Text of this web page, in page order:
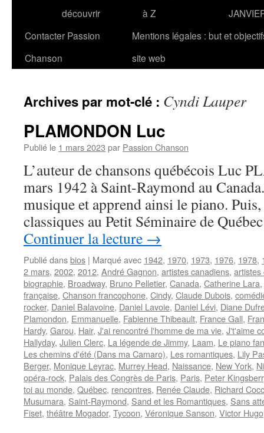
découvrir
à Z
Contacter Passion
Chanson
Mentions légales : but et
site web
Archives par mot-clé : Cyndi Lauper
PLAMONDON Luc
Publié le 1 mars 2023 par Passion Chanson
L’auteur de chansons québécois Luc
mars 1942 à Saint-Raymond au
musique et apprend ainsi le piano.
classiques au Petit Séminaire de
Continuer la lecture →
Publié dansbios | Marqué avec 1942, 1970, 1973, 1976, 1978,
2 mars, 2002, 2012, André Gagnon, artistes canadiens, artistes
biographie, Broadway, Bruno Pelletier, Canada, Catherine Lara,
française, Chanson francophone, Cindy, Claude Dubois,
rocker, Daniel Balavoine, Daniel Lavoie, Daniel Lévi, Diane
Plamondon, Emmanuelle, Fabienne Thibeault, France Gall,
Hardy, Garou, Hair, J'ai rencontré l'homme de ma vie, J't'aime
Hallyday, Julien Clerc, La légende de Jimmy, Laam, Le piano
Les chemins d'été (Dans ma Camaro), Les romantiques, Lily
Berger, Monique Leyrac, Murrey Head, Naissance, New York,
opéra-rock, Palais des Congrès de Paris, Paris, Peter
toi au monde, Québec, rencontres, Renée Claude, Richard
Musumara, Saint-Raymond, Sand et les Romantiques, Sans
Fiset, théâtre Mogador, Tycoon, Véronique Sanson, Victor Hugo